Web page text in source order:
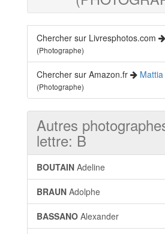
Chercher sur Livresphotos.com
(Photographe)
Chercher sur Amazon.fr
(Photographe)
Autres
lettre: B
BOUTAIN Adeline
BRAUN Adolphe
BASSANO Alexander